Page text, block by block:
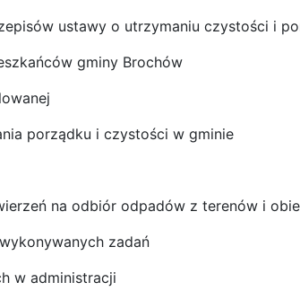
ustawy o utrzymaniu czystości i
gminy Brochów
porządku i czystości w gminie
na odbiór odpadów z terenów i
zadań
w administracji